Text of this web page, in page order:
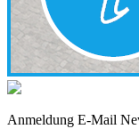
Anmeldung E-Mail